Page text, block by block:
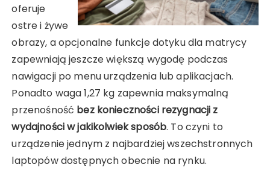
oferuje
ostre i żywe
obrazy, a opcjonalne funkcje dotyku dla matrycy
zapewniają jeszcze większą wygodę podczas
nawigacji po menu urządzenia lub aplikacjach.
Ponadto waga 1,27 kg zapewnia maksymalną
przenośność bez konieczności rezygnacji z
wydajności w jakikolwiek sposób. To czyni to
urządzenie jednym z najbardziej wszechstronnych
laptopów dostępnych obecnie na rynku.